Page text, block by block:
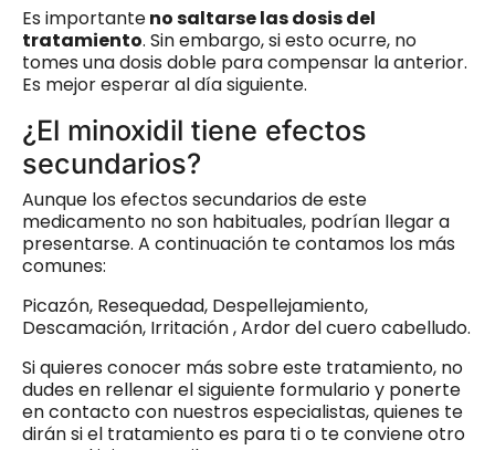
Es importanteno saltarse las dosis del
tratamiento. Sin embargo, si esto ocurre, no
tomes una dosis doble para compensar la anterior.
Es mejor esperar al día siguiente.
¿El minoxidil tiene efectos
secundarios?
Aunque los efectos secundarios de este
medicamento no son habituales, podrían llegar a
presentarse. A continuación te contamos los más
comunes:
Picazón, Resequedad, Despellejamiento,
Descamación, Irritación , Ardor del cuero cabelludo.
Si quieres conocer más sobre este tratamiento, no
dudes en rellenar el siguiente formulario y ponerte
en contacto con nuestros especialistas, quienes te
dirán si el tratamiento es para ti o te conviene otro